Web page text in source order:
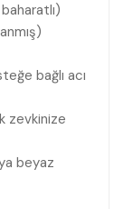
bağlı acı
zevkinize
beyaz